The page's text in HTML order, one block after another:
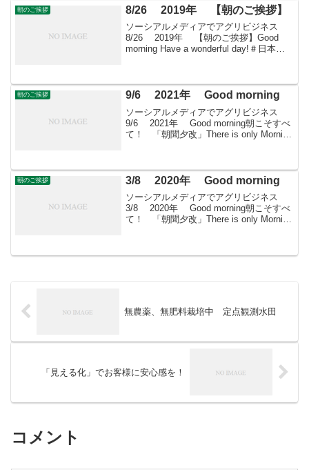
に・・・＊ ヒガン...
朝のご挨拶 8/26 2019年 【朝のご挨拶】
ソーシアルメディアでアグリビジネス
8/26 2019年 【朝のご挨拶】Good
morning Have a wonderful day!＃日本農
朝のご挨拶 9/6 2021年 Good morning
ソーシアルメディアでアグリビジネス
9/6 2021年 Good morning朝こそすべ
て！ 「朝聞夕改」There is only Morning
朝のご挨拶 3/8 2020年 Good morning
ソーシアルメディアでアグリビジネス
3/8 2020年 Good morning朝こそすべ
て！ 「朝聞夕改」There is only Morning
無農薬、無肥料栽培中 定点観測水田
「見える化」でお客様に安心感を！
コメント